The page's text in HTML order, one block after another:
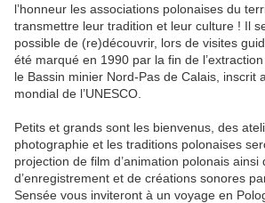
l’honneur les associations polonaises du
transmettre leur tradition et leur culture ! Il
possible de (re)découvrir, lors de visites
été marqué en 1990 par la fin de
le Bassin minier Nord-Pas de Calais, inscrit
mondial de l’UNESCO.
Petits et grands sont les bienvenus, des
photographie et les traditions polonaises
projection de film d’animation polonais ainsi
d’enregistrement et de créations sonores
Sensée vous inviteront à un voyage en